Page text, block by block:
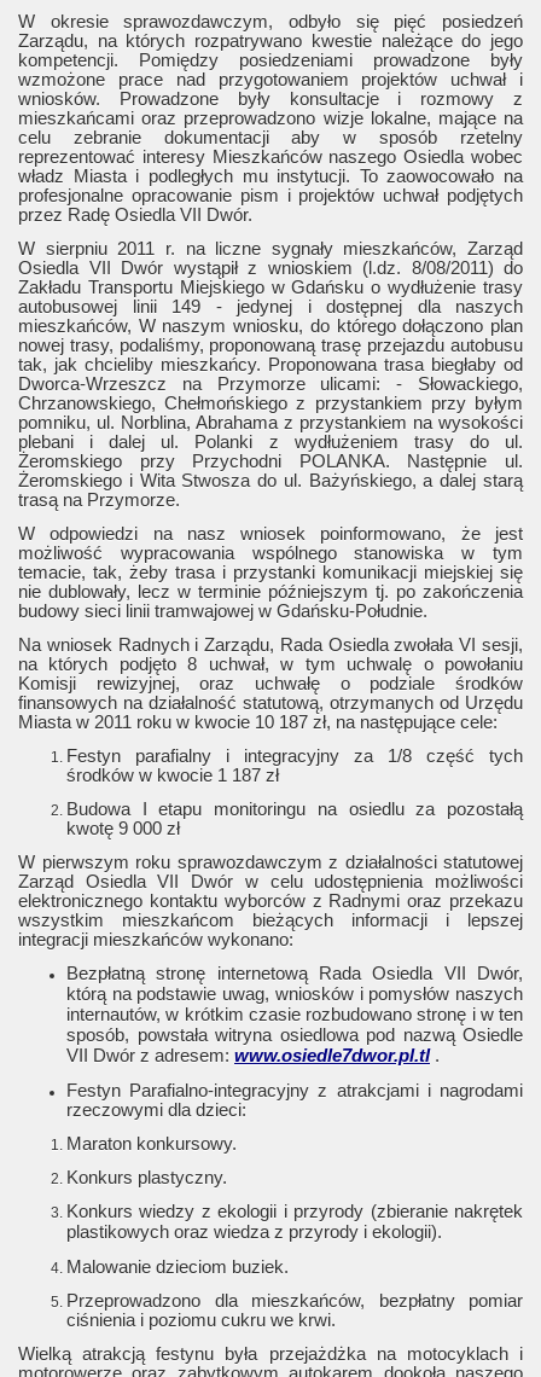
W okresie sprawozdawczym, odbyło się pięć posiedzeń
Zarządu, na których rozpatrywano kwestie należące do jego
kompetencji. Pomiędzy posiedzeniami prowadzone były
wzmożone prace nad przygotowaniem projektów uchwał i
wniosków. Prowadzone były konsultacje i rozmowy z
mieszkańcami oraz przeprowadzono wizje lokalne, mające na
celu zebranie dokumentacji aby w sposób rzetelny
reprezentować interesy Mieszkańców naszego Osiedla wobec
władz Miasta i podległych mu instytucji. To zaowocowało na
profesjonalne opracowanie pism i projektów uchwał podjętych
przez Radę Osiedla VII Dwór.
W sierpniu 2011 r. na liczne sygnały mieszkańców, Zarząd
Osiedla VII Dwór wystąpił z wnioskiem (l.dz. 8/08/2011) do
Zakładu Transportu Miejskiego w Gdańsku o wydłużenie trasy
autobusowej linii 149 - jedynej i dostępnej dla naszych
mieszkańców, W naszym wniosku, do którego dołączono plan
nowej trasy, podaliśmy, proponowaną trasę przejazdu autobusu
tak, jak chcieliby mieszkańcy. Proponowana trasa biegłaby od
Dworca-Wrzeszcz na Przymorze ulicami: - Słowackiego,
Chrzanowskiego, Chełmońskiego z przystankiem przy byłym
pomniku, ul. Norblina, Abrahama z przystankiem na wysokości
plebani i dalej ul. Polanki z wydłużeniem trasy do ul.
Żeromskiego przy Przychodni POLANKA. Następnie ul.
Żeromskiego i Wita Stwosza do ul. Bażyńskiego, a dalej starą
trasą na Przymorze.
W odpowiedzi na nasz wniosek poinformowano, że jest
możliwość wypracowania wspólnego stanowiska w tym
temacie, tak, żeby trasa i przystanki komunikacji miejskiej się
nie dublowały, lecz w terminie późniejszym tj. po zakończenia
budowy sieci linii tramwajowej w Gdańsku-Południe.
Na wniosek Radnych i Zarządu, Rada Osiedla zwołała VI sesji,
na których podjęto 8 uchwał, w tym uchwalę o powołaniu
Komisji rewizyjnej, oraz uchwałę o podziale środków
finansowych na działalność statutową, otrzymanych od Urzędu
Miasta w 2011 roku w kwocie 10 187 zł, na następujące cele:
Festyn parafialny i integracyjny za 1/8 część tych
środków w kwocie 1 187 zł
Budowa I etapu monitoringu na osiedlu za pozostałą
kwotę 9 000 zł
W pierwszym roku sprawozdawczym z działalności statutowej
Zarząd Osiedla VII Dwór w celu udostępnienia możliwości
elektronicznego kontaktu wyborców z Radnymi oraz przekazu
wszystkim mieszkańcom bieżących informacji i lepszej
integracji mieszkańców wykonano:
Bezpłatną stronę internetową Rada Osiedla VII Dwór,
którą na podstawie uwag, wniosków i pomysłów naszych
internautów, w krótkim czasie rozbudowano stronę i w ten
sposób, powstała witryna osiedlowa pod nazwą Osiedle
VII Dwór z adresem: www.osiedle7dwor.pl.tl.
Festyn Parafialno-integracyjny z atrakcjami i nagrodami
rzeczowymi dla dzieci:
Maraton konkursowy.
Konkurs plastyczny.
Konkurs wiedzy z ekologii i przyrody (zbieranie nakrętek
plastikowych oraz wiedza z przyrody i ekologii).
Malowanie dzieciom buziek.
Przeprowadzono dla mieszkańców, bezpłatny pomiar
ciśnienia i poziomu cukru we krwi.
Wielką atrakcją festynu była przejażdżka na motocyklach i